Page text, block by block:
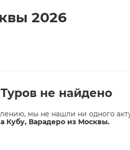
2026
Туров не найдено
мы не нашли ни одного
Кубу, Варадеро из Москвы.